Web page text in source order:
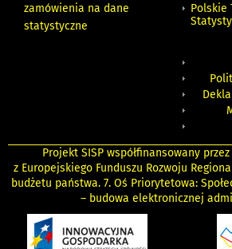
zamówienia na dane
statystyczne
Polskie
Projekt SISP współfinansowany
z Europejskiego Funduszu Rozwoju
budżetu państwa. 7. Oś Priorytetowa:
– budowa elektronicznej